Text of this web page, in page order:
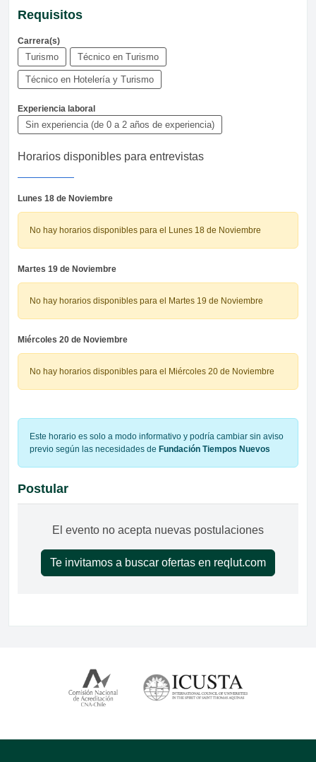
Requisitos
Carrera(s)
Turismo Técnico en Turismo
Técnico en Hotelería y Turismo
Experiencia laboral
Sin experiencia (de 0 a 2 años de experiencia)
Horarios disponibles para entrevistas
Lunes 18 de Noviembre
No hay horarios disponibles para el Lunes 18 de Noviembre
Martes 19 de Noviembre
No hay horarios disponibles para el Martes 19 de Noviembre
Miércoles 20 de Noviembre
No hay horarios disponibles para el Miércoles 20 de Noviembre
Este horario es solo a modo informativo y podría cambiar sin aviso
previo según las necesidades de Fundación Tiempos Nuevos
Postular
El evento no acepta nuevas postulaciones
Te invitamos a buscar ofertas en reqlut.com